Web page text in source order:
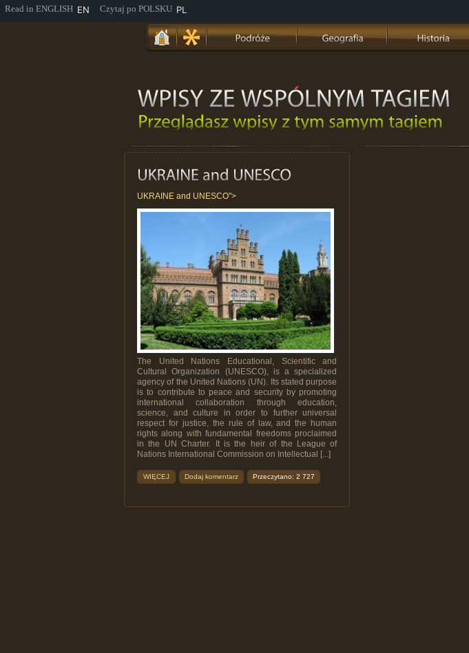
UKRAINE and UNESCO">
The United Nations Educational, Scientific and
Cultural Organization (UNESCO), is a specialized
agency of the United Nations (UN). Its stated purpose
is to contribute to peace and security by promoting
international collaboration through education,
science, and culture in order to further universal
respect for justice, the rule of law, and the human
rights along with fundamental freedoms proclaimed
in the UN Charter. It is the heir of the League of
Nations International Commission on Intellectual [...]
WIĘCEJ Dodaj komentarz Przeczytano: 2 727
EN PL